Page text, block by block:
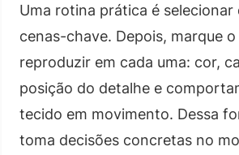
Uma rotina prática é selecionar
cenas-chave. Depois, marque
reproduzir em cada uma: cor,
posição do detalhe e
tecido em movimento. Dessa
toma decisões concretas no